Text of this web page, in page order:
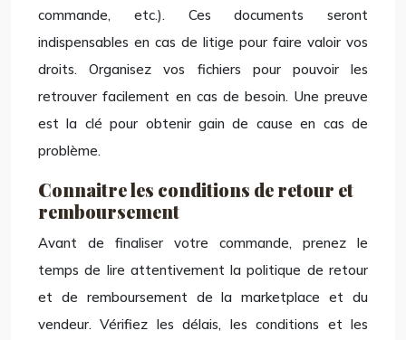
commande, etc.). Ces documents seront
indispensables en cas de litige pour faire valoir vos
droits. Organisez vos fichiers pour pouvoir les
retrouver facilement en cas de besoin. Une preuve
est la clé pour obtenir gain de cause en cas de
problème.
Connaitre les conditions de retour et
remboursement
Avant de finaliser votre commande, prenez le
temps de lire attentivement la politique de retour
et de remboursement de la marketplace et du
vendeur. Vérifiez les délais, les conditions et les